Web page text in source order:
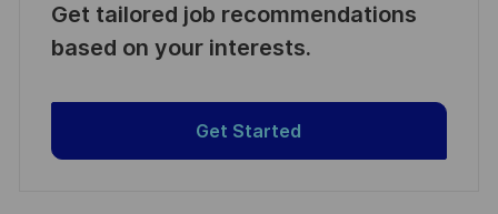
Get tailored job recommendations
based on your interests.
Get Started